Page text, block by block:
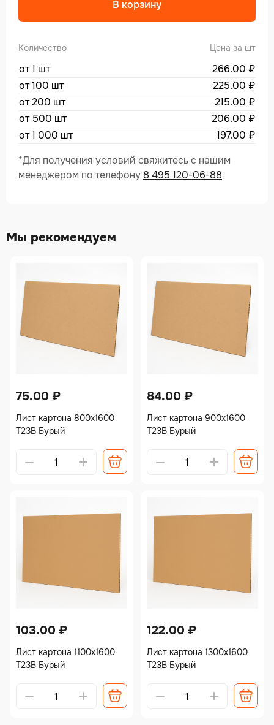
В корзину
Количество Цена за шт
от 1 шт 266.00 ₽
от 100 шт
225.00 ₽
от 200 шт
215.00 ₽
от 500 шт
206.00 ₽
от 1 000 шт
197.00 ₽
*Для получения условий свяжитесь с нашим
менеджером по телефону 8 495 120-06-88
Мы рекомендуем
75.00 ₽
Лист картона 800х1600
Т23В Бурый
84.00 ₽
Лист картона 900х1600
Т23В Бурый
103.00 ₽
Лист картона 1100х1600
Т23В Бурый
122.00 ₽
Лист картона 1300х1600
Т23В Бурый